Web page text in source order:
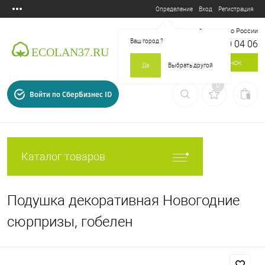
Определение
Ваш город?
Да Выбрать другой
Вход Регистрация
Бесплатный звонок по России
8 800 700 04 06
Заказать звонок
Войти по СберБизнес ID
0
Каталог товаров
Подушка декоративная Новогодние
сюрпризы, гобелен